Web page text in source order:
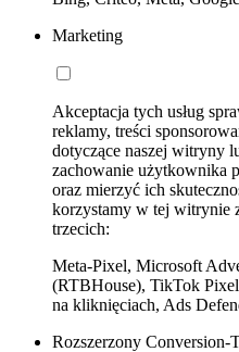
Marketing
Akceptacja tych usług
reklamy, treści
dotyczące naszej witryny
zachowanie użytkownika
oraz mierzyć ich
korzystamy w tej witrynie
trzecich:
Meta-Pixel, Microsoft
(RTBHouse), TikTok
na kliknięciach, Ads
Rozszerzony Conversion-